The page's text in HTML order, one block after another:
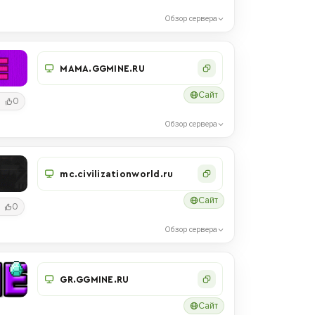
Обзор сервера
0
MAMA.GGMINE.RU
Сайт
Обзор сервера
0
mc.civilizationworld.ru
Сайт
Обзор сервера
GR.GGMINE.RU
Сайт